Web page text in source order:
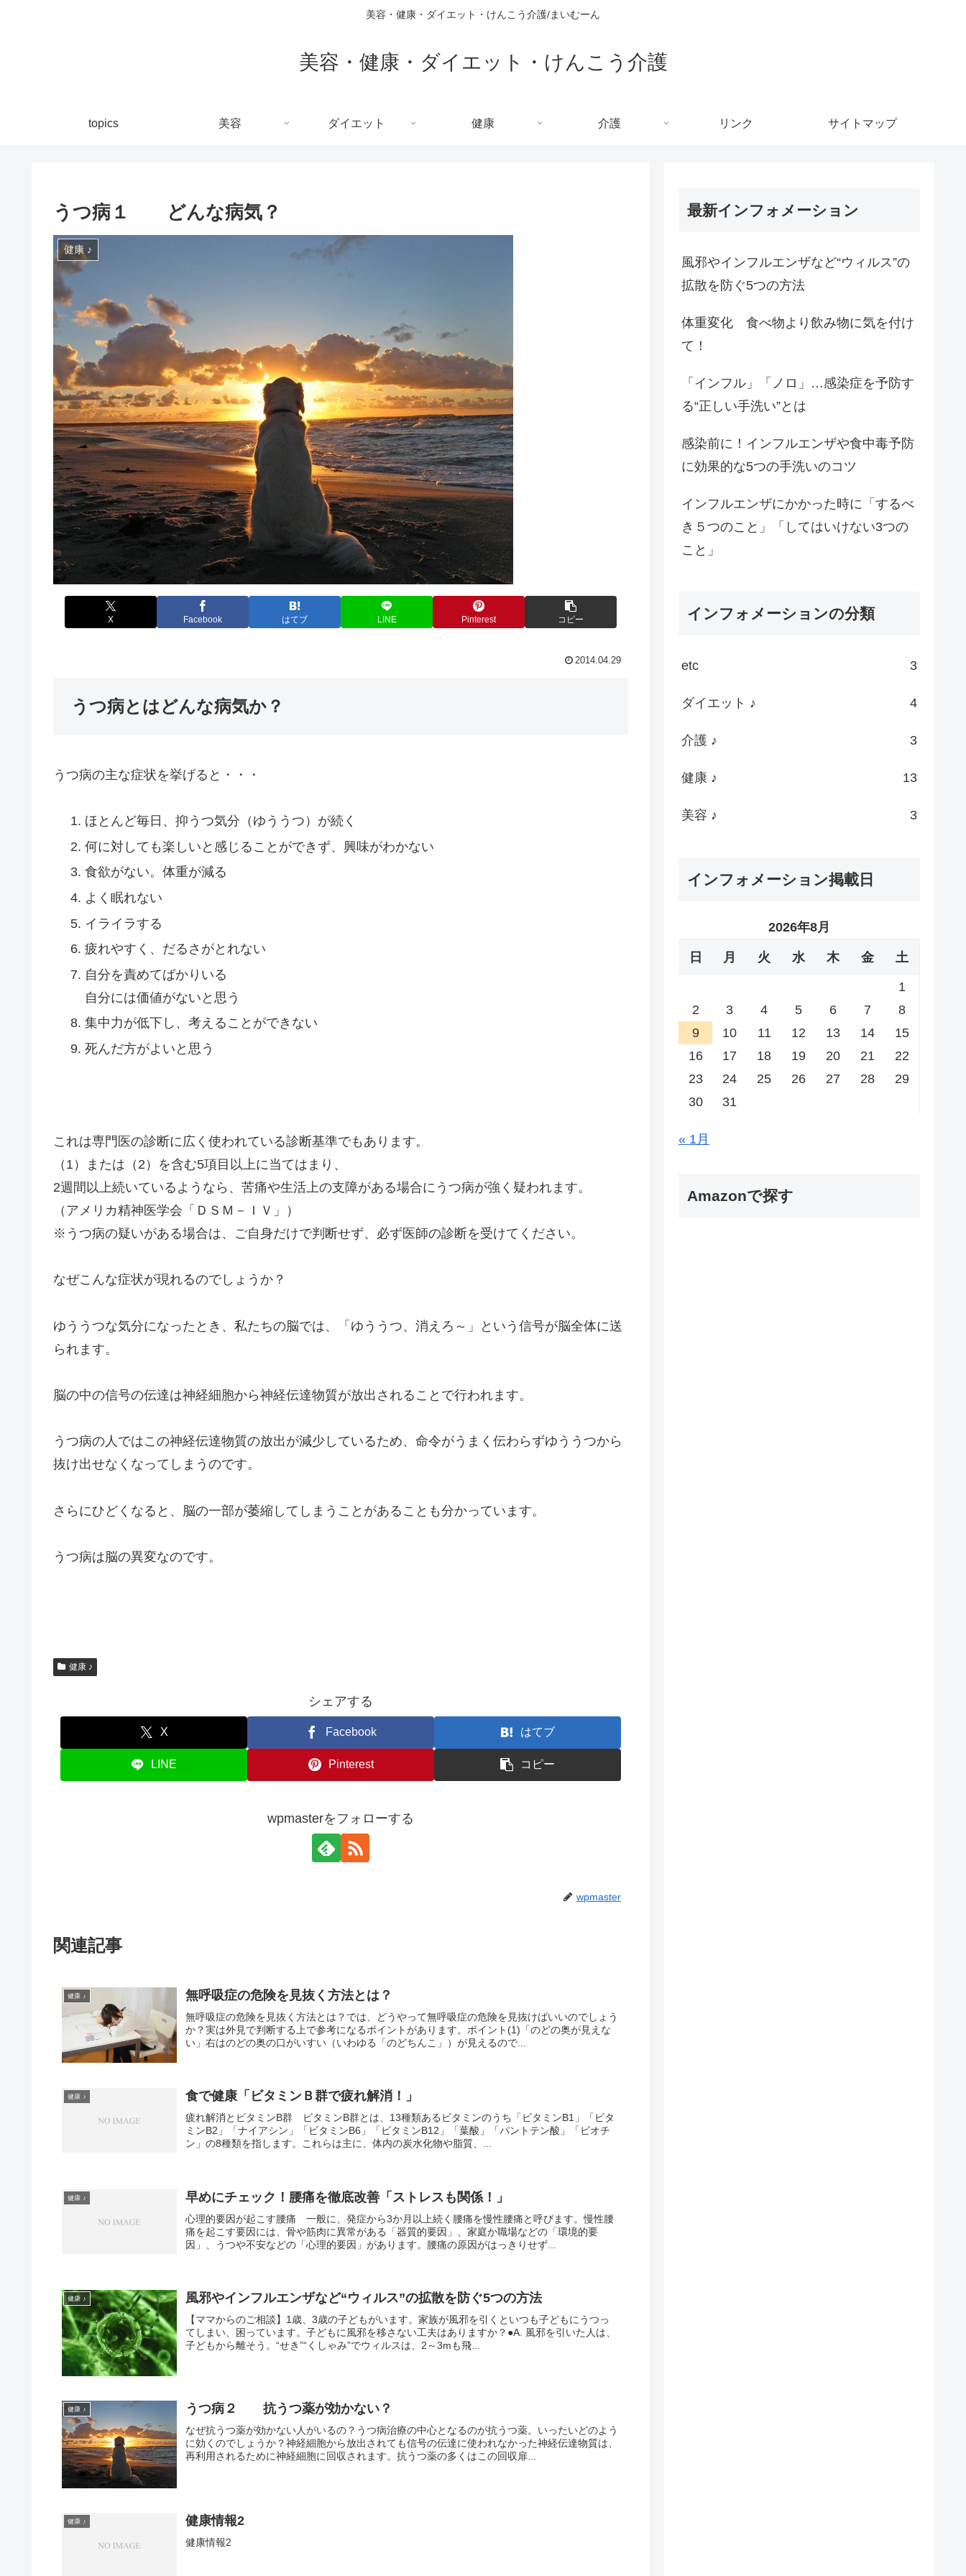
美容・健康・ダイエット・けんこう介護/まいむーん
美容・健康・ダイエット・けんこう介護
topics 美容 ダイエット 健康 介護 リンク サイトマップ
うつ病１ どんな病気？
健康 ♪
X Facebook はてブ LINE Pinterest コピー
2014.04.29
うつ病とはどんな病気か？
うつ病の主な症状を挙げると・・・
ほとんど毎日、抑うつ気分（ゆううつ）が続く
何に対しても楽しいと感じることができず、興味がわかない
食欲がない。体重が減る
よく眠れない
イライラする
疲れやすく、だるさがとれない
自分を責めてばかりいる
自分には価値がないと思う
集中力が低下し、考えることができない
死んだ方がよいと思う
これは専門医の診断に広く使われている診断基準でもあります。
（1）または（2）を含む5項目以上に当てはまり、
2週間以上続いているようなら、苦痛や生活上の支障がある場合にうつ病が強く疑われます。
（アメリカ精神医学会「ＤＳＭ－ＩＶ」）
※うつ病の疑いがある場合は、ご自身だけで判断せず、必ず医師の診断を受けてください。
なぜこんな症状が現れるのでしょうか？
ゆううつな気分になったとき、私たちの脳では、「ゆううつ、消えろ～」という信号が脳全体に送
られます。
脳の中の信号の伝達は神経細胞から神経伝達物質が放出されることで行われます。
うつ病の人ではこの神経伝達物質の放出が減少しているため、命令がうまく伝わらずゆううつから
抜け出せなくなってしまうのです。
さらにひどくなると、脳の一部が萎縮してしまうことがあることも分かっています。
うつ病は脳の異変なのです。
健康 ♪
シェアする
X Facebook はてブ
LINE Pinterest コピー
wpmasterをフォローする
wpmaster
関連記事
健康 ♪ 無呼吸症の危険を見抜く方法とは？
無呼吸症の危険を見抜く方法とは？では、どうやって無呼吸症の危険を見抜けばいいのでしょう
か？実は外見で判断する上で参考になるポイントがあります。ポイント(1)「のどの奥が見えな
い」右はのどの奥の口がいすい（いわゆる「のどちんこ」）が見えるので...
健康 ♪ 食で健康「ビタミンＢ群で疲れ解消！」
疲れ解消とビタミンB群 ビタミンB群とは、13種類あるビタミンのうち「ビタミンB1」「ビタ
ミンB2」「ナイアシン」「ビタミンB6」「ビタミンB12」「葉酸」「パントテン酸」「ビオチ
ン」の8種類を指します。これらは主に、体内の炭水化物や脂質、...
健康 ♪ 早めにチェック！腰痛を徹底改善「ストレスも関係！」
心理的要因が起こす腰痛 一般に、発症から3か月以上続く腰痛を慢性腰痛と呼びます。慢性腰
痛を起こす要因には、骨や筋肉に異常がある「器質的要因」、家庭か職場などの「環境的要
因」、うつや不安などの「心理的要因」があります。腰痛の原因がはっきりせず...
健康 ♪ 風邪やインフルエンザなど“ウィルス”の拡散を防ぐ5つの方法
【ママからのご相談】1歳、3歳の子どもがいます。家族が風邪を引くといつも子どもにうつっ
てしまい、困っています。子どもに風邪を移さない工夫はありますか？●A. 風邪を引いた人は、
子どもから離そう。“せき”“くしゃみ”でウィルスは、2～3mも飛...
健康 ♪ うつ病２ 抗うつ薬が効かない？
なぜ抗うつ薬が効かない人がいるの？うつ病治療の中心となるのが抗うつ薬。いったいどのよう
に効くのでしょうか？神経細胞から放出されても信号の伝達に使われなかった神経伝達物質は、
再利用されるために神経細胞に回収されます。抗うつ薬の多くはこの回収扉...
健康 ♪ 健康情報2
健康情報2
最新インフォメーション
風邪やインフルエンザなど“ウィルス”の
拡散を防ぐ5つの方法
体重変化 食べ物より飲み物に気を付け
て！
「インフル」「ノロ」…感染症を予防す
る“正しい手洗い”とは
感染前に！インフルエンザや食中毒予防
に効果的な5つの手洗いのコツ
インフルエンザにかかった時に「するべ
き５つのこと」「してはいけない3つの
こと」
インフォメーションの分類
etc 3
ダイエット ♪ 4
介護 ♪ 3
健康 ♪ 13
美容 ♪ 3
インフォメーション掲載日
2026年8月
日 月 火 水 木 金 土
1
2
3 4 5 6 7
8
9
10 11 12 13 14
15
16
17 18 19 20 21
22
23
24 25 26 27 28
29
30
31
« 1月
Amazonで探す